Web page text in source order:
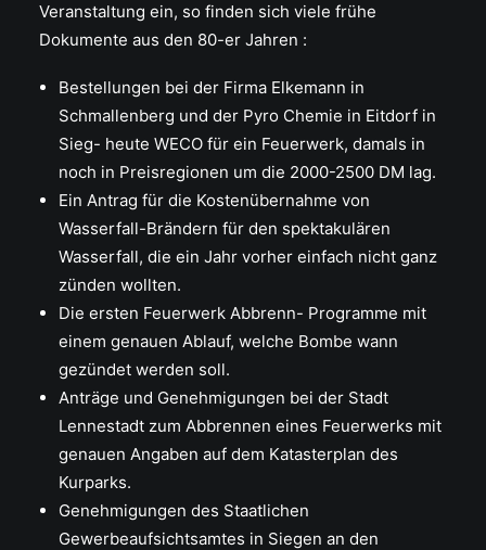
Veranstaltung ein, so finden sich viele frühe
Dokumente aus den 80-er Jahren :
Bestellungen bei der Firma Elkemann in
Schmallenberg und der Pyro Chemie in Eitdorf in
Sieg- heute WECO für ein Feuerwerk, damals in
noch in Preisregionen um die 2000-2500 DM lag.
Ein Antrag für die Kostenübernahme von
Wasserfall-Brändern für den spektakulären
Wasserfall, die ein Jahr vorher einfach nicht ganz
zünden wollten.
Die ersten Feuerwerk Abbrenn- Programme mit
einem genauen Ablauf, welche Bombe wann
gezündet werden soll.
Anträge und Genehmigungen bei der Stadt
Lennestadt zum Abbrennen eines Feuerwerks mit
genauen Angaben auf dem Katasterplan des
Kurparks.
Genehmigungen des Staatlichen
Gewerbeaufsichtsamtes in Siegen an den